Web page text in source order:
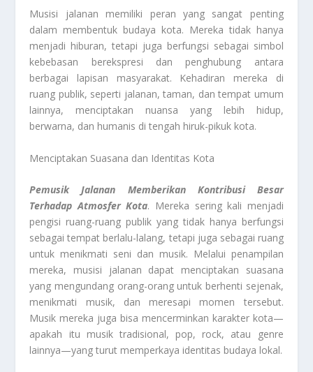
Musisi jalanan memiliki peran yang sangat penting
dalam membentuk budaya kota. Mereka tidak hanya
menjadi hiburan, tetapi juga berfungsi sebagai simbol
kebebasan berekspresi dan penghubung antara
berbagai lapisan masyarakat. Kehadiran mereka di
ruang publik, seperti jalanan, taman, dan tempat umum
lainnya, menciptakan nuansa yang lebih hidup,
berwarna, dan humanis di tengah hiruk-pikuk kota.
Menciptakan Suasana dan Identitas Kota
Pemusik Jalanan Memberikan Kontribusi Besar
Terhadap Atmosfer Kota. Mereka sering kali menjadi
pengisi ruang-ruang publik yang tidak hanya berfungsi
sebagai tempat berlalu-lalang, tetapi juga sebagai ruang
untuk menikmati seni dan musik. Melalui penampilan
mereka, musisi jalanan dapat menciptakan suasana
yang mengundang orang-orang untuk berhenti sejenak,
menikmati musik, dan meresapi momen tersebut.
Musik mereka juga bisa mencerminkan karakter kota—
apakah itu musik tradisional, pop, rock, atau genre
lainnya—yang turut memperkaya identitas budaya lokal.